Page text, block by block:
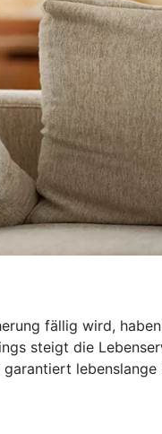
fällig wird,
steigt die
lebenslange